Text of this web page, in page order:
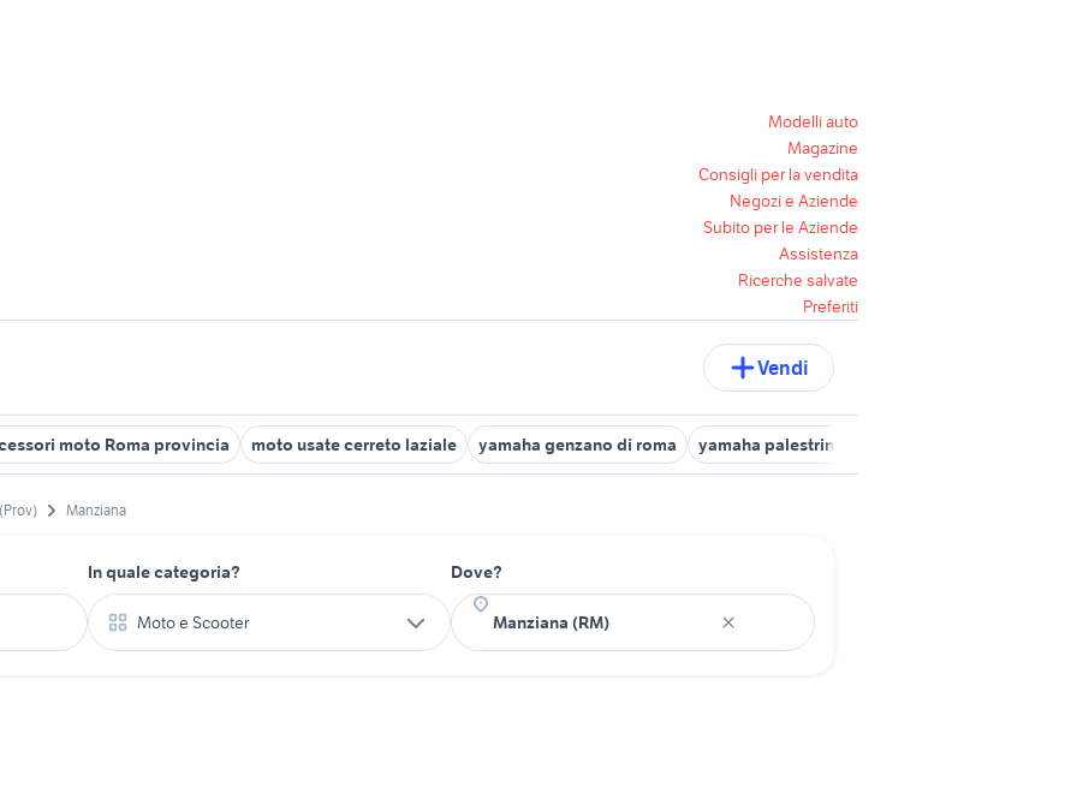
Modelli auto
Magazine
Consigli per la vendita
Negozi e Aziende
Subito per le Aziende
Assistenza
Ricerche salvate
Preferiti
Vendi
moto Roma provincia moto usate cerreto laziale yamaha genzano di roma yamaha palestrina
Manziana
In quale categoria?
Moto e Scooter
Dove?